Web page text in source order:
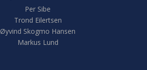
Per Sibe
Trond Eilertsen
Øyvind Skogmo Hansen
Markus Lund